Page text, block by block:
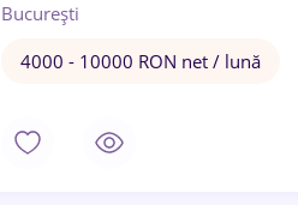
București
4000 - 10000 RON net / lună